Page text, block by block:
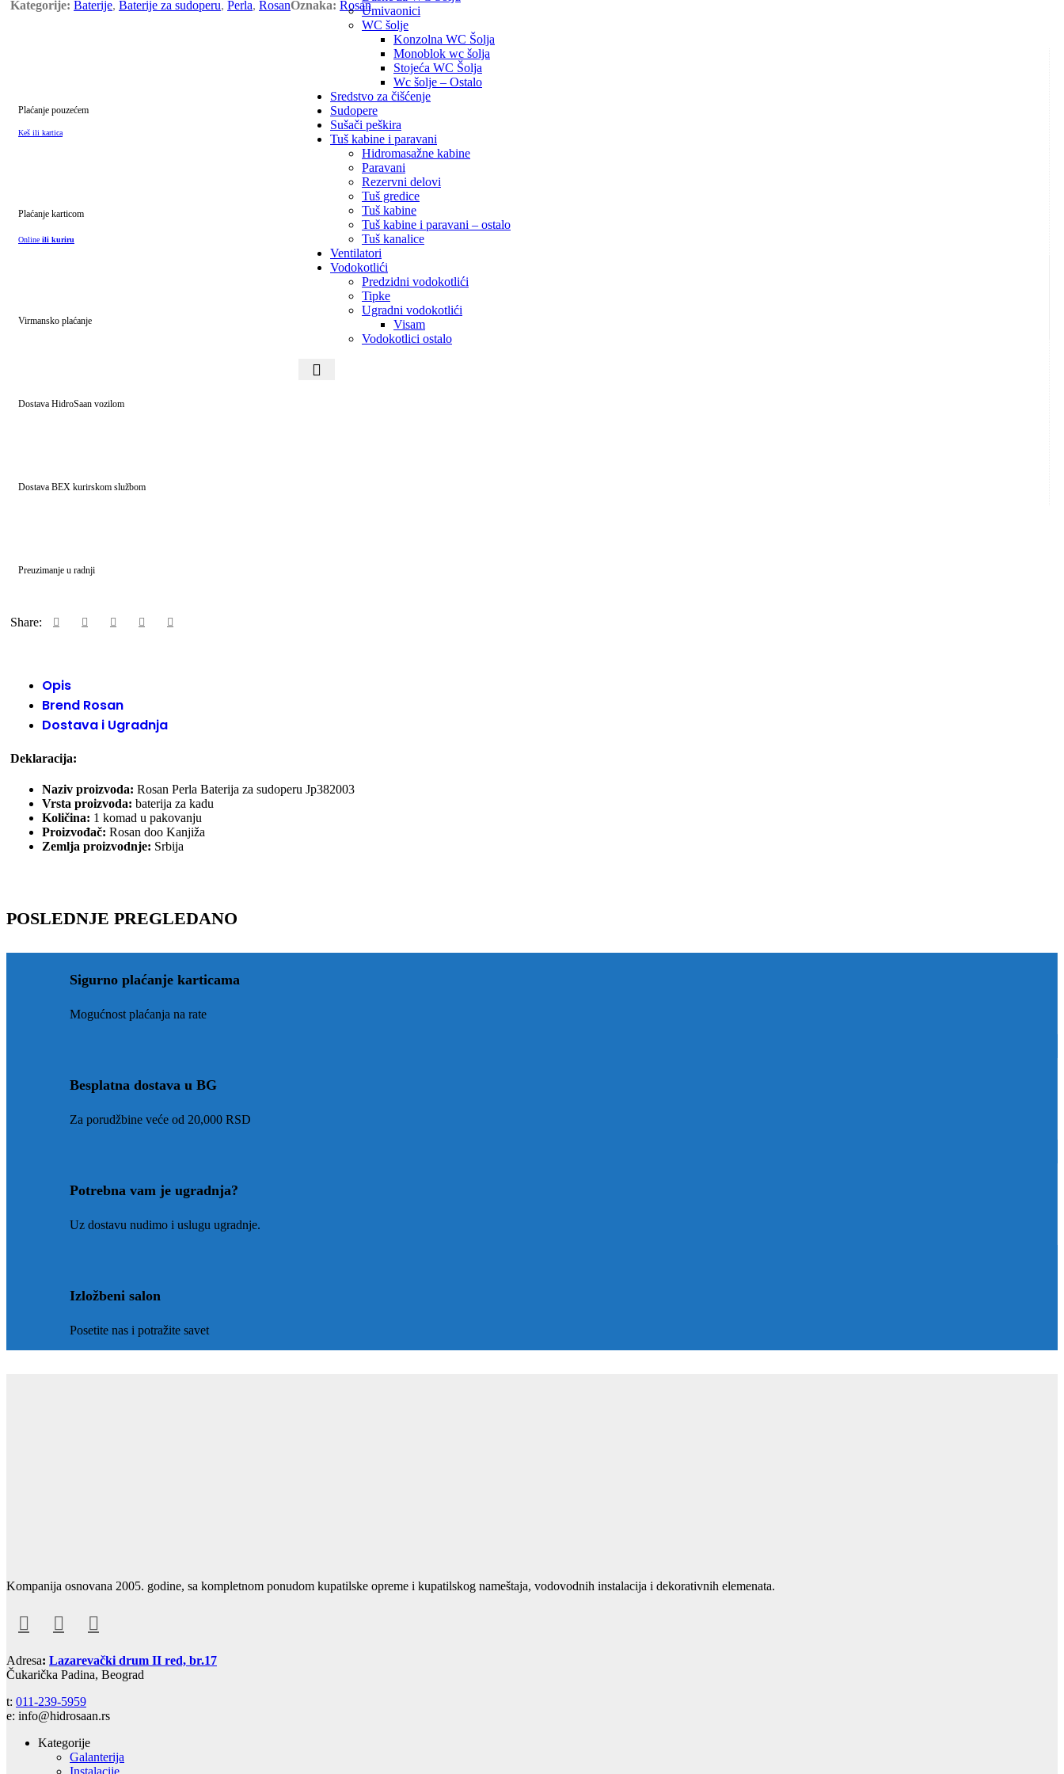
Umivaonici
WC šolje
Konzolna WC Šolja
Monoblok wc šolja
Stojeća WC Šolja
Wc šolje – Ostalo
Sredstvo za čišćenje
Sudopere
Sušači peškira
Tuš kabine i paravani
Hidromasažne kabine
Paravani
Rezervni delovi
Tuš gredice
Tuš kabine
Tuš kabine i paravani – ostalo
Tuš kanalice
Ventilatori
Vodokotlići
Predzidni vodokotlići
Tipke
Ugradni vodokotlići
Visam
Vodokotlici ostalo
Kategorije: Baterije, Baterije za sudoperu, Perla, RosanOznaka: Rosan
Plaćanje pouzećem
Keš ili kartica
Plaćanje karticom
Online ili kuriru
Virmansko plaćanje
Dostava HidroSaan vozilom
Dostava BEX kurirskom službom
Preuzimanje u radnji
Share:
Opis
Brend Rosan
Dostava i Ugradnja
Deklaracija:
Naziv proizvoda: Rosan Perla Baterija za sudoperu Jp382003
Vrsta proizvoda: baterija za kadu
Količina: 1 komad u pakovanju
Proizvođač: Rosan doo Kanjiža
Zemlja proizvodnje: Srbija
POSLEDNJE PREGLEDANO
Sigurno plaćanje karticama
Mogućnost plaćanja na rate
Besplatna dostava u BG
Za porudžbine veće od 20,000 RSD
Potrebna vam je ugradnja?
Uz dostavu nudimo i uslugu ugradnje.
Izložbeni salon
Posetite nas i potražite savet
Kompanija osnovana 2005. godine, sa kompletnom ponudom kupatilske opreme i kupatilskog nameštaja, vodovodnih instalacija i dekorativnih elemenata.
Adresa: Lazarevački drum II red, br.17
Čukarička Padina, Beograd
t: 011-239-5959
e: info@hidrosaan.rs
Kategorije
Galanterija
Instalacije